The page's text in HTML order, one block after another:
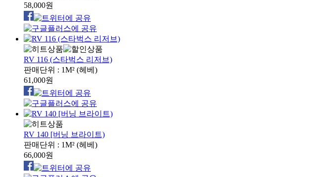
58,000원
RV 116 (스타벅스 리저브)
판매단위 : 1M² (헤베)
61,000원
RV 140 [버닝 브라이트)
판매단위 : 1M² (헤베)
66,000원